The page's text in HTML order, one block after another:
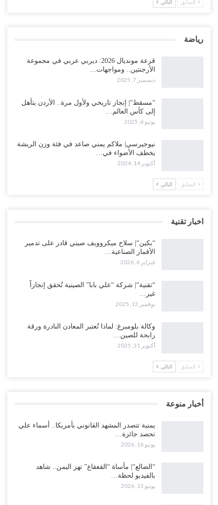
السابق التالي
رياضة
قرعة مونديال 2026: ديربي عربي في مجموعة
الأرجنتين.. ومواجهات…
ديسمبر 7, 2025
“مسقط“| إنجاز تاريخي ولأول مرة.. الأردن يتأهل
إلى كأس العالم…
يونيو 6, 2025
نيوجيرسي| ملاكم يمني صاعد في فئة وزن الريشة
يخطف الأضواء في…
أكتوبر 14, 2024
السابق التالي
اخبار تقنية
“بكين“| سلاح ميكروويف صيني قادر على تدمير
الأقمار الصناعية…
فبراير 6, 2026
“تقنية“| شركة “علي بابا” الصينية تُحقق إنجازاً
غير…
نوفمبر 13, 2025
وكالة بلومبرغ: لماذا تُعتبر المعادن النادرة ورقة
رابحة للصين…
أكتوبر 31, 2025
السابق التالي
أخبار منوعة
يمنية تتصدر المشهد القانوني بأمريكا.. أسماء علي
تحصد جائزة…
يونيو 16, 2026
“الضالع“| مأساة “القعقاع” تهز اليمن.. شاهد
بالفيديو لحظة…
يونيو 13, 2026